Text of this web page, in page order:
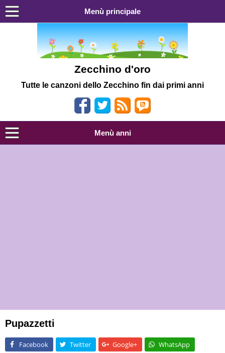
Menù principale
Zecchino d'oro
Tutte le canzoni dello Zecchino fin dai primi anni
Menù anni
Pupazzetti
Facebook Twitter Google+
WhatsApp